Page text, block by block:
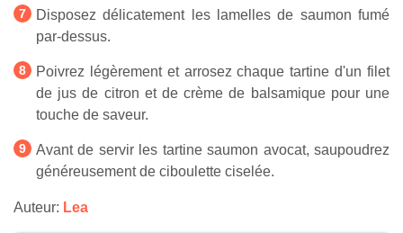
Disposez délicatement les lamelles de saumon fumé
par-dessus.
Poivrez légèrement et arrosez chaque tartine d'un filet
de jus de citron et de crème de balsamique pour une
touche de saveur.
Avant de servir les tartine saumon avocat, saupoudrez
généreusement de ciboulette ciselée.
Auteur: Lea